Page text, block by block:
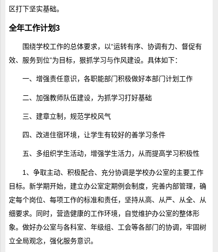
区打下坚实基础。
全年工作计划3
围绕学校工作的总体要求，以“运转有序、协调有力、督促有
效、服务到位”为目标，狠抓学习与作风建设。具体如下：
一、增强责任意识，各职能部门积极做好本部门计划工作
二、加强教师队伍建设，为抓学习打好基础
三、建章立制，规范学校风气
四、改进住宿环境，让学生有较好的善学习条件
五、多组织学生活动，增强学生活力，从而提高学习积极性
1、争取主动、积极配合、充分协调是学校办公室的主要工作
目标。新学期开始，建立办公室定期例会制度，完善内部管理，确
定每个岗位、每项工作的标准和责任，坚持从高、从严、从全、从
细要求。同时，营造健康的工作环境，自觉维护办公室的整体形
象。做好办公室与各科室、年级组、工会等各部门的协调，牢固树
立全局观念，强化服务意识。